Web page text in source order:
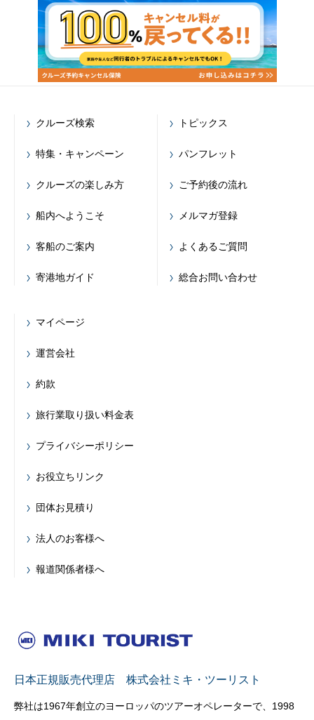
クルーズ検索
特集・キャンペーン
クルーズの楽しみ方
船内へようこそ
客船のご案内
寄港地ガイド
トピックス
パンフレット
ご予約後の流れ
メルマガ登録
よくあるご質問
総合お問い合わせ
マイページ
運営会社
約款
旅行業取り扱い料金表
プライバシーポリシー
お役立ちリンク
団体お見積り
法人のお客様へ
報道関係者様へ
日本正規販売代理店 株式会社ミキ・ツーリスト
弊社は1967年創立のヨーロッパのツアーオペレーターで、1998